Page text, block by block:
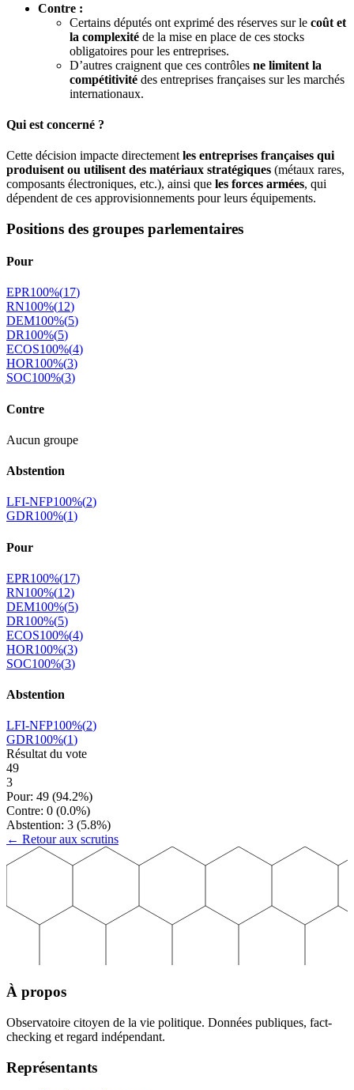
Contre :
Certains députés ont exprimé des réserves sur le coût et
la complexité de la mise en place de ces stocks
obligatoires pour les entreprises.
D’autres craignent que ces contrôles ne limitent la
compétitivité des entreprises françaises sur les marchés
internationaux.
Qui est concerné ?
Cette décision impacte directement les entreprises françaises qui
produisent ou utilisent des matériaux stratégiques (métaux rares,
composants électroniques, etc.), ainsi que les forces armées, qui
dépendent de ces approvisionnements pour leurs équipements.
Positions des groupes parlementaires
Pour
EPR100%(17)
RN100%(12)
DEM100%(5)
DR100%(5)
ECOS100%(4)
HOR100%(3)
SOC100%(3)
Contre
Aucun groupe
Abstention
LFI-NFP100%(2)
GDR100%(1)
Pour
EPR100%(17)
RN100%(12)
DEM100%(5)
DR100%(5)
ECOS100%(4)
HOR100%(3)
SOC100%(3)
Abstention
LFI-NFP100%(2)
GDR100%(1)
Résultat du vote
49
3
Pour: 49 (94.2%)
Contre: 0 (0.0%)
Abstention: 3 (5.8%)
← Retour aux scrutins
À propos
Observatoire citoyen de la vie politique. Données publiques, fact-
checking et regard indépendant.
Représentants